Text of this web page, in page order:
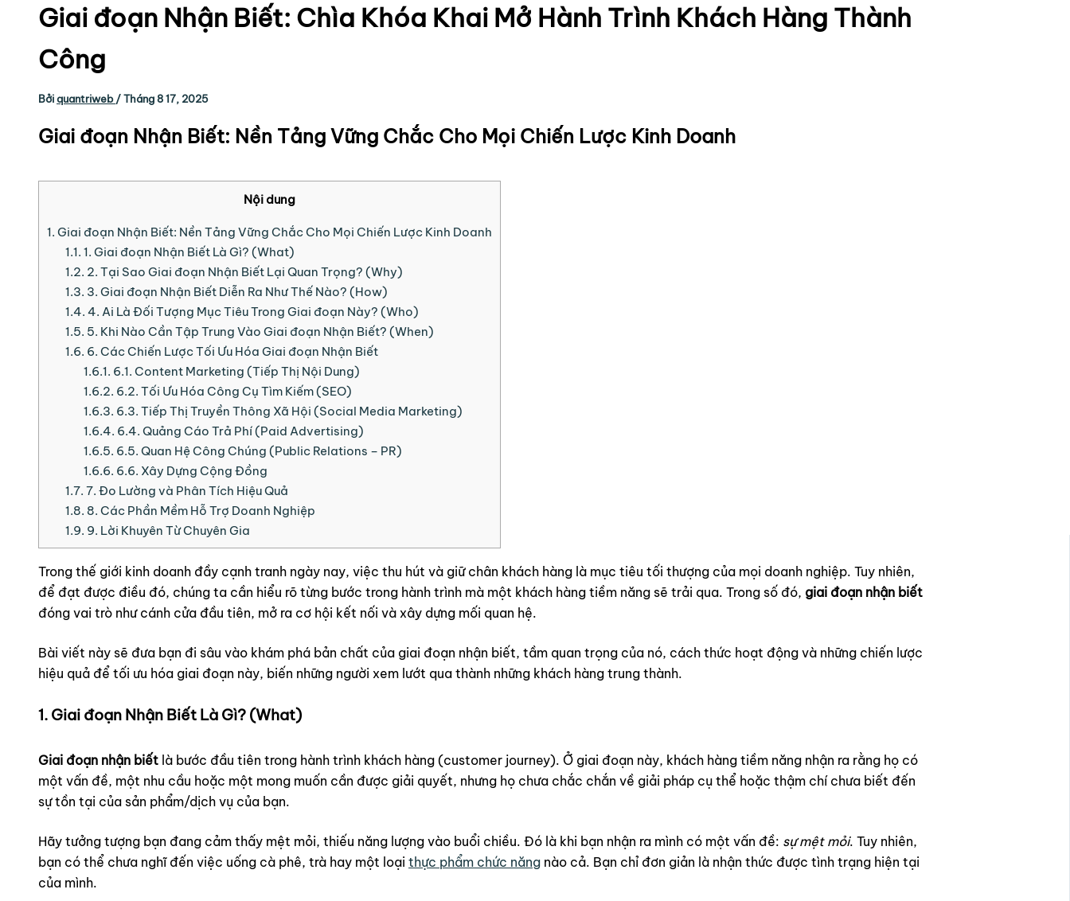
Giai đoạn Nhận Biết: Chìa Khóa Khai Mở Hành Trình Khách Hàng Thành
Công
Bởiquantriweb/Tháng 8 17, 2025
Giai đoạn Nhận Biết: Nền Tảng Vững Chắc Cho Mọi Chiến Lược Kinh Doanh
Nội dung
1. Giai đoạn Nhận Biết: Nền Tảng Vững Chắc Cho Mọi Chiến Lược Kinh Doanh
1.1. 1. Giai đoạn Nhận Biết Là Gì? (What)
1.2. 2. Tại Sao Giai đoạn Nhận Biết Lại Quan Trọng? (Why)
1.3. 3. Giai đoạn Nhận Biết Diễn Ra Như Thế Nào? (How)
1.4. 4. Ai Là Đối Tượng Mục Tiêu Trong Giai đoạn Này? (Who)
1.5. 5. Khi Nào Cần Tập Trung Vào Giai đoạn Nhận Biết? (When)
1.6. 6. Các Chiến Lược Tối Ưu Hóa Giai đoạn Nhận Biết
1.6.1. 6.1. Content Marketing (Tiếp Thị Nội Dung)
1.6.2. 6.2. Tối Ưu Hóa Công Cụ Tìm Kiếm (SEO)
1.6.3. 6.3. Tiếp Thị Truyền Thông Xã Hội (Social Media Marketing)
1.6.4. 6.4. Quảng Cáo Trả Phí (Paid Advertising)
1.6.5. 6.5. Quan Hệ Công Chúng (Public Relations – PR)
1.6.6. 6.6. Xây Dựng Cộng Đồng
1.7. 7. Đo Lường và Phân Tích Hiệu Quả
1.8. 8. Các Phần Mềm Hỗ Trợ Doanh Nghiệp
1.9. 9. Lời Khuyên Từ Chuyên Gia
Trong thế giới kinh doanh đầy cạnh tranh ngày nay, việc thu hút và giữ chân khách hàng là mục tiêu tối thượng của mọi doanh nghiệp. Tuy nhiên,
để đạt được điều đó, chúng ta cần hiểu rõ từng bước trong hành trình mà một khách hàng tiềm năng sẽ trải qua. Trong số đó, giai đoạn nhận biết
đóng vai trò như cánh cửa đầu tiên, mở ra cơ hội kết nối và xây dựng mối quan hệ.
Bài viết này sẽ đưa bạn đi sâu vào khám phá bản chất của giai đoạn nhận biết, tầm quan trọng của nó, cách thức hoạt động và những chiến lược
hiệu quả để tối ưu hóa giai đoạn này, biến những người xem lướt qua thành những khách hàng trung thành.
1. Giai đoạn Nhận Biết Là Gì? (What)
Giai đoạn nhận biết là bước đầu tiên trong hành trình khách hàng (customer journey). Ở giai đoạn này, khách hàng tiềm năng nhận ra rằng họ có
một vấn đề, một nhu cầu hoặc một mong muốn cần được giải quyết, nhưng họ chưa chắc chắn về giải pháp cụ thể hoặc thậm chí chưa biết đến
sự tồn tại của sản phẩm/dịch vụ của bạn.
Hãy tưởng tượng bạn đang cảm thấy mệt mỏi, thiếu năng lượng vào buổi chiều. Đó là khi bạn nhận ra mình có một vấn đề: sự mệt mỏi. Tuy nhiên,
bạn có thể chưa nghĩ đến việc uống cà phê, trà hay một loại thực phẩm chức năng nào cả. Bạn chỉ đơn giản là nhận thức được tình trạng hiện tại
của mình.